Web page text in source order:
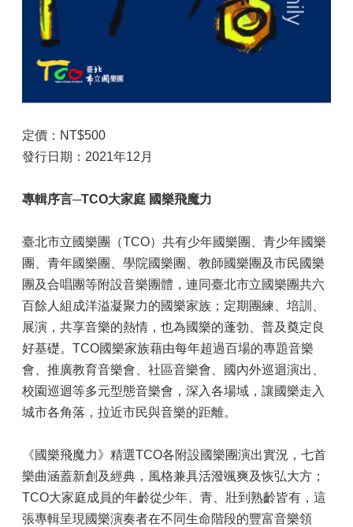
定價：NT$500
發行日期：2021年12月
專輯序言─TCO大家庭 國樂飛魔力
臺北市立國樂團（TCO）共有少年國樂團、青少年國樂
團、青年國樂團、學院國樂團、教師國樂團及市民國樂
團及合唱團等附設音樂團體，連同臺北市立國樂團共六
百餘人組成洋溢凝聚力的國樂家族；定期團練、培訓、
展演，共享音樂的熱情，也為國樂的蓬勃、普及奠定良
好基礎。TCO國樂家族藉由每年超過百場的專題音樂
會、推廣教育音樂會、社區音樂會、國內外巡迴演出、
校園巡迴等多元型態音樂會，深入各場域，讓國樂走入
城市各角落，拉近市民與音樂的距離。
《國樂飛魔力》精選TCO各附設國樂團演出實況，七首
樂曲涵蓋新創及經典，風格兼具活潑颯爽及恢弘大方；
TCO大家庭成員的年齡從少年、青、壯到熟齡皆有，這
張專輯呈現國樂演奏者在不同生命階段的豐富音樂領